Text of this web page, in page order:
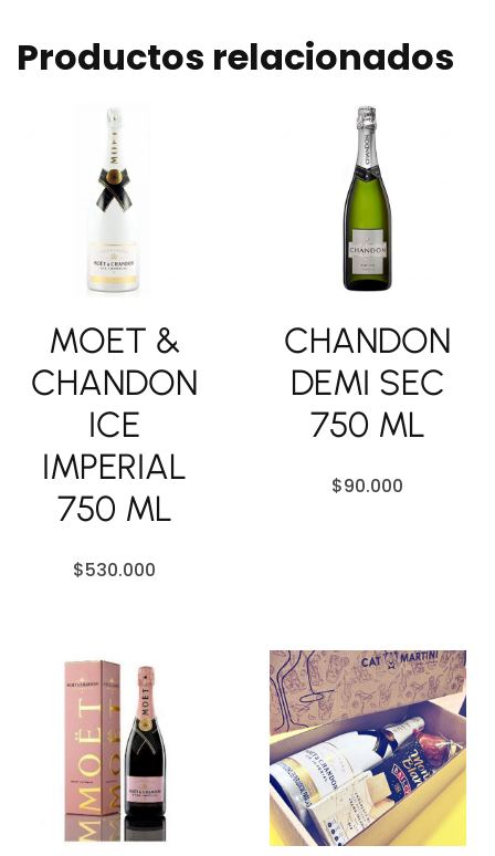
Productos relacionados
MOET &
CHANDON
ICE
IMPERIAL
750 ML
$530.000
CHANDON
DEMI SEC
750 ML
$90.000